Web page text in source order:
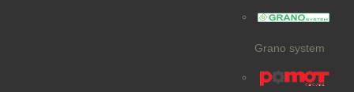
Grano system